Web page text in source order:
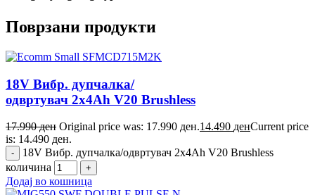
Поврзани продукти
18V Вибр. дупчалка/
одвртувач 2x4Ah V20 Brushless
17.990ден Original price was: 17.990 ден.14.490 денCurrent price
is: 14.490 ден.
18V Вибр. дупчалка/одвртувач 2x4Ah V20 Brushless
количина
Додај во кошница